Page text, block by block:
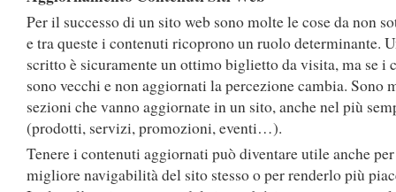
Per il successo di un sito web sono molte le cose da non
e tra queste i contenuti ricoprono un ruolo determinante.
scritto è sicuramente un ottimo biglietto da visita, ma se i
sono vecchi e non aggiornati la percezione cambia. Sono
sezioni che vanno aggiornate in un sito, anche nel più
(prodotti, servizi, promozioni, eventi…).
Tenere i contenuti aggiornati può diventare utile anche
migliore navigabilità del sito stesso o per renderlo più